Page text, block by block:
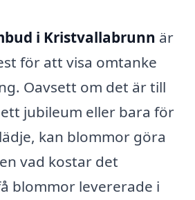
i Kristvallabrunn är
för att visa omtanke
Oavsett om det är till
jubileum eller bara för
kan blommor göra
vad kostar det
blommor levererade i